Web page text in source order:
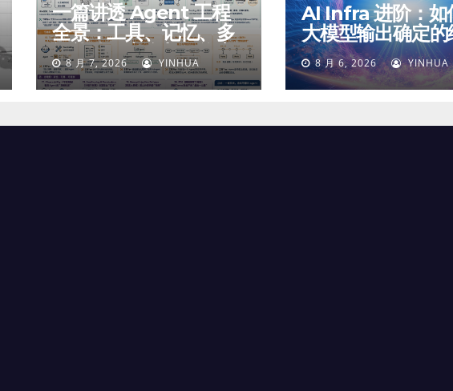
一篇讲透 Agent 工程
全景：工具、记忆、多
智能体、安全与最终交
付8 月 7, 2026 YINHUA
AI Infra 进阶：如
大模型输出确定的
8 月 6, 2026 YINHUA